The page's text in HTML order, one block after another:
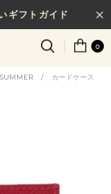
ギフトガイド
0
/ カードケース